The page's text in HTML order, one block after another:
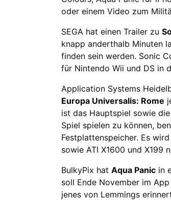
oder einem Video zum
SEGA hat einen Trailer zu
knapp anderthalb Minuten
finden sein werden. Sonic
für Nintendo Wii und DS in
Application Systems
Europa Universalis: Rome
ist das Hauptspiel sowie
Spiel spielen zu können,
Festplattenspeicher. Es
sowie ATI X1600 und X199
BulkyPix hat Aqua Panic in
soll Ende November im
jenes von Lemmings